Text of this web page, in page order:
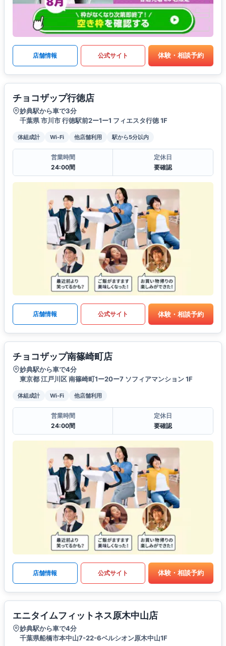
店舗情報 公式サイト 体験・相談予約
チョコザップ行徳店
妙典駅から車で3分
千葉県 市川市 行徳駅前2ー1ー1 フィエスタ行徳 1F
体組成計 Wi-Fi 他店舗利用 駅から5分以内
営業時間
24:00間
定休日
要確認
店舗情報 公式サイト 体験・相談予約
チョコザップ南篠崎町店
妙典駅から車で4分
東京都 江戸川区 南篠崎町1ー20ー7 ソフィアマンション 1F
体組成計 Wi-Fi 他店舗利用
営業時間
24:00間
定休日
要確認
店舗情報 公式サイト 体験・相談予約
エニタイムフィットネス原木中山店
妙典駅から車で4分
千葉県船橋市本中山7-22-6ベルシオン原木中山1F